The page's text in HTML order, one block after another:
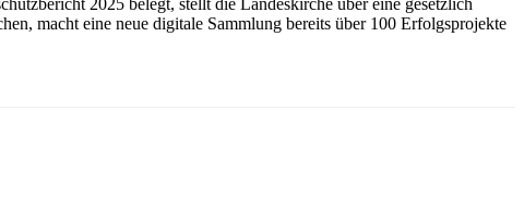
2025 belegt, stellt die Landeskirche über eine gesetzlich
macht eine neue digitale Sammlung bereits über 100 Erfolgsprojekte